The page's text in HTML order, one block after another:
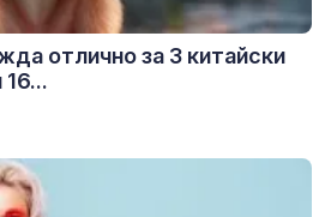
отлично за 3 китайски